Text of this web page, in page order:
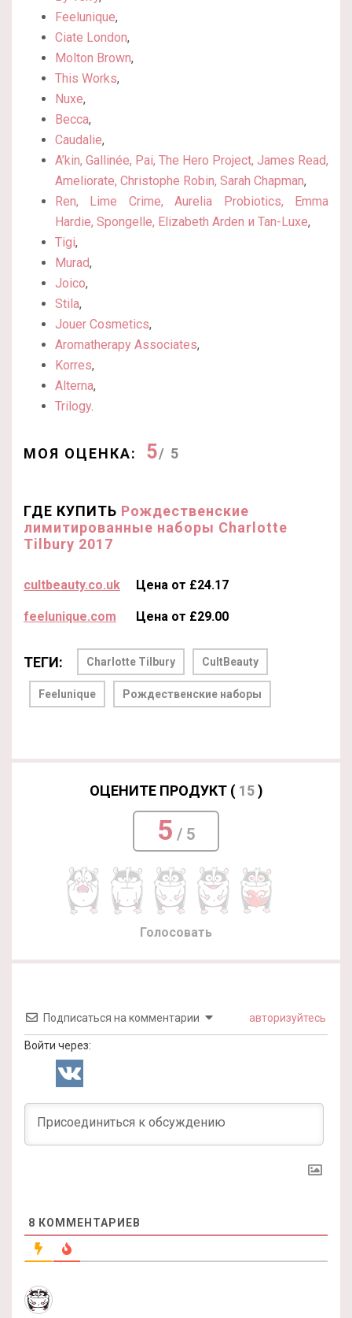
Feelunique,
Ciate London,
Molton Brown,
This Works,
Nuxe,
Becca,
Caudalie,
A’kin, Gallinée, Pai, The Hero Project, James Read,
Ameliorate, Christophe Robin, Sarah Chapman,
Ren, Lime Crime, Aurelia Probiotics, Emma
Hardie, Spongelle, Elizabeth Arden и Tan-Luxe,
Tigi,
Murad,
Joico,
Stila,
Jouer Cosmetics,
Aromatherapy Associates,
Korres,
Alterna,
Trilogy.
МОЯ ОЦЕНКА: 5/ 5
ГДЕ КУПИТЬ Рождественские
лимитированные наборы Charlotte
Tilbury 2017
cultbeauty.co.uk Цена от £24.17
feelunique.com Цена от £29.00
ТЕГИ: Charlotte Tilbury CultBeauty
Feelunique Рождественские наборы
ОЦЕНИТЕ ПРОДУКТ ( 15)
5 / 5
Голосовать
Подписаться на комментарии авторизуйтесь
Войти через:
8 КОММЕНТАРИЕВ